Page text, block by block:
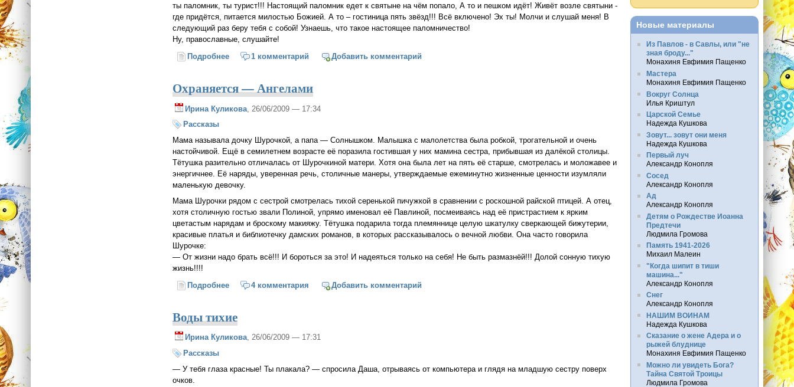
ты паломник, ты турист!!! Настоящий паломник едет к святыне на чём попало, А то и пешком идёт! Живёт возле святыни -
где придётся, питается милостью Божией. А то – гостиница пять звёзд!!! Всё включено! Эх ты! Молчи и слушай меня! В
следующий раз беру тебя с собой! Узнаешь, что такое настоящее паломничество!
Ну, православные, слушайте!
Подробнеео О громе земном и небесном
1 комментарий Добавить комментарий
Охраняется — Ангелами
Ирина Куликова , 26/06/2009 — 17:34
Рассказы
Мама называла дочку Шурочкой, а папа — Солнышком. Малышка с малолетства была робкой, трогательной и очень
настойчивой. Ещё в семилетнем возрасте её поразила гостившая у них мамина сестра, прибывшая из далёкой столицы.
Тётушка разительно отличалась от Шурочкиной матери. Хотя она была лет на пять её старше, смотрелась и моложавее и
энергичнее. Её наряды, уверенная речь, столичные манеры, утверждаемые ежеминутно жизненные ценности изумляли
маленькую девочку.
Мама Шурочки рядом с сестрой смотрелась тихой серенькой пичужкой в сравнении с роскошной райской птицей. А отец,
хотя столичную гостью звали Полиной, упрямо именовал её Павлиной, посмеиваясь над её пристрастием к ярким
цветастым нарядам и броскому макияжу. Тётушка подарила тогда племяннице целую шкатулку сверкающей бижутерии,
красивые платья и библиотечку дамских романов, в которых рассказывалось о вечной любви. Она часто говорила
Шурочке:
— От жизни надо брать всё!!! И бороться за это! И надеяться только на себя! Не быть размазнёй!!! Долой сонную тихую
жизнь!!!!
Подробнеео Охраняется — Ангелами
4 комментария Добавить комментарий
Воды тихие
Ирина Куликова, 26/06/2009 — 17:31
Рассказы
— У тебя глаза красные! Ты плакала? — спросила Даша, отрываясь от компьютера и глядя на младшую сестру поверх
очков.
Новые материалы
Из Павлов - в Савлы, или "не
зная броду..."
Монахиня Евфимия Пащенко
Мастера
Монахиня Евфимия Пащенко
Вокруг Солнца
Илья Криштул
Царской Семье
Надежда Кушкова
Зовут... зовут они меня
Надежда Кушкова
Первый луч
Александр Конопля
Сосед
Александр Конопля
Ад
Александр Конопля
Детям о Рождестве Иоанна
Предтечи
Людмила Громова
Память 1941-2026
Михаил Малеин
"Когда шипит в тиши
машина..."
Александр Конопля
Снег
Александр Конопля
НАШИМ ВОИНАМ
Надежда Кушкова
Сказание о жене Адера и о
рыжей блуднице
Монахиня Евфимия Пащенко
Можно ли увидеть Бога?
Тайна Святой Троицы
Людмила Громова